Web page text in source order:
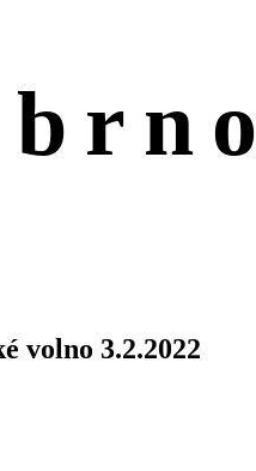
volno 3.2.2022